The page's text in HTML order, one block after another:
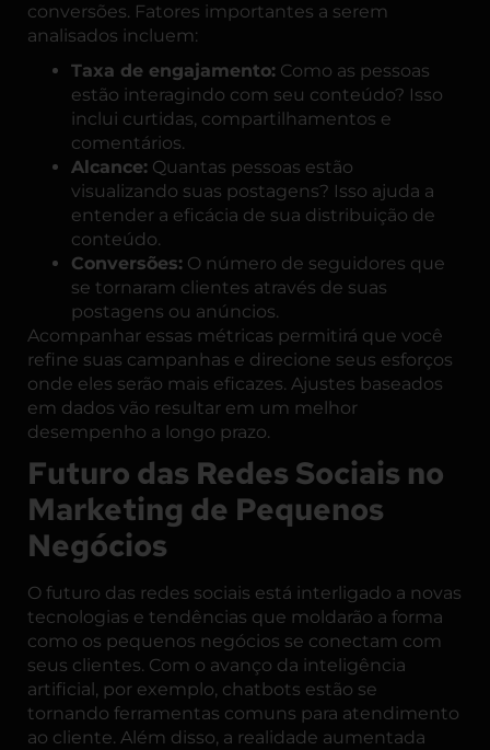
conversões. Fatores importantes a serem
analisados incluem:
Taxa de engajamento: Como as pessoas
estão interagindo com seu conteúdo? Isso
inclui curtidas, compartilhamentos e
comentários.
Alcance: Quantas pessoas estão
visualizando suas postagens? Isso ajuda a
entender a eficácia de sua distribuição de
conteúdo.
Conversões: O número de seguidores que
se tornaram clientes através de suas
postagens ou anúncios.
Acompanhar essas métricas permitirá que você
refine suas campanhas e direcione seus esforços
onde eles serão mais eficazes. Ajustes baseados
em dados vão resultar em um melhor
desempenho a longo prazo.
Futuro das Redes Sociais no
Marketing de Pequenos
Negócios
O futuro das redes sociais está interligado a novas
tecnologias e tendências que moldarão a forma
como os pequenos negócios se conectam com
seus clientes. Com o avanço da inteligência
artificial, por exemplo, chatbots estão se
tornando ferramentas comuns para atendimento
ao cliente. Além disso, a realidade aumentada